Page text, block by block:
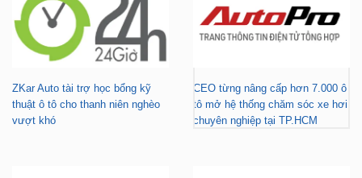
ZKar Auto tài trợ học bổng kỹ
thuật ô tô cho thanh niên nghèo
vượt khó
CEO từng nâng cấp hơn 7.000 ô
tô mở hệ thống chăm sóc xe hơi
chuyên nghiệp tại TP.HCM